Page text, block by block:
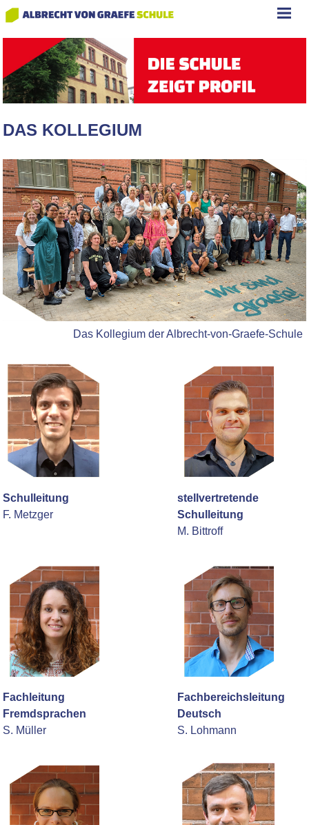
DAS KOLLEGIUM
Das Kollegium der Albrecht-von-Graefe-Schule
Schulleitung
F. Metzger
stellvertretende
Schulleitung
M. Bittroff
Fachleitung
Fremdsprachen
S. Müller
Fachbereichsleitung
Deutsch
S. Lohmann